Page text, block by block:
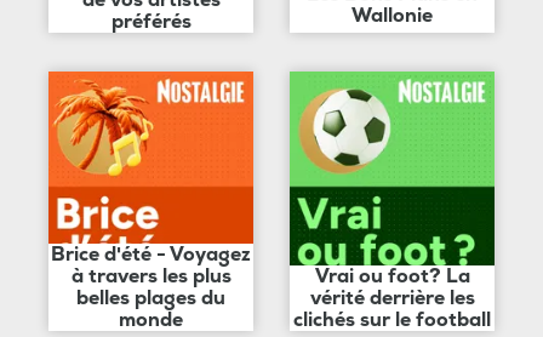
préférés
Wallonie
Brice d'été - Voyagez
à travers les plus
belles plages du
monde
Vrai ou foot? La
vérité derrière les
clichés sur le football